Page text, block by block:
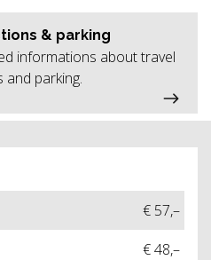
€ 57,–
€ 48,–
& parking
informations about travel
and parking.